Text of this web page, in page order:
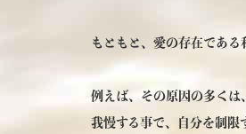
もともと、愛の存在である
例えば、その原因の多くは
我慢する事で、自分を制限